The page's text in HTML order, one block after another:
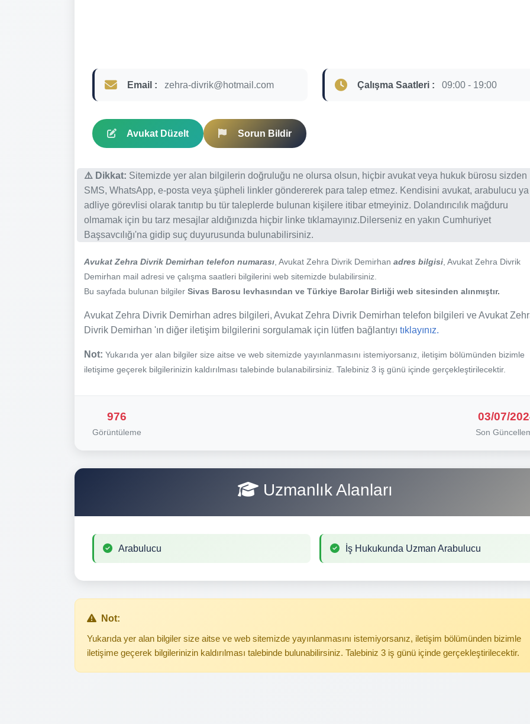
Email : zehra-divrik@hotmail.com Çalışma Saatleri : 09:00 - 19:00
Avukat Düzelt Sorun Bildir
⚠️ Dikkat: Sitemizde yer alan bilgilerin doğruluğu ne olursa olsun, hiçbir avukat veya hukuk bürosu sizden
SMS, WhatsApp, e-posta veya şüpheli linkler göndererek para talep etmez. Kendisini avukat, arabulucu
adliye görevlisi olarak tanıtıp bu tür taleplerde bulunan kişilere itibar etmeyiniz. Dolandırıcılık mağduru
olmamak için bu tarz mesajlar aldığınızda hiçbir linke tıklamayınız.Dilerseniz en yakın Cumhuriyet
Başsavcılığı'na gidip suç duyurusunda bulunabilirsiniz.
Avukat Zehra Divrik Demirhan telefon numarası , Avukat Zehra Divrik Demirhan adres bilgisi , Avukat Zehra Divrik
Demirhan mail adresi ve çalışma saatleri bilgilerini web sitemizde bulabilirsiniz.
Bu sayfada bulunan bilgiler Sivas Barosu levhasından ve Türkiye Barolar Birliği web sitesinden alınmıştır.
Avukat Zehra Divrik Demirhan adres bilgileri, Avukat Zehra Divrik Demirhan telefon bilgileri ve Avukat
Divrik Demirhan 'ın diğer iletişim bilgilerini sorgulamak için lütfen bağlantıyı tıklayınız.
Not: Yukarıda yer alan bilgiler size aitse ve web sitemizde yayınlanmasını istemiyorsanız, iletişim bölümünden bizimle
iletişime geçerek bilgilerinizin kaldırılması talebinde bulanabilirsiniz. Talebiniz 3 iş günü içinde gerçekleştirilecektir.
976
Görüntüleme
03/07/
Son
Uzmanlık Alanları
Arabulucu İş Hukukunda Uzman Arabulucu
Not:
Yukarıda yer alan bilgiler size aitse ve web sitemizde yayınlanmasını istemiyorsanız, iletişim bölümünden bizimle
iletişime geçerek bilgilerinizin kaldırılması talebinde bulunabilirsiniz. Talebiniz 3 iş günü içinde gerçekleştirilecektir.